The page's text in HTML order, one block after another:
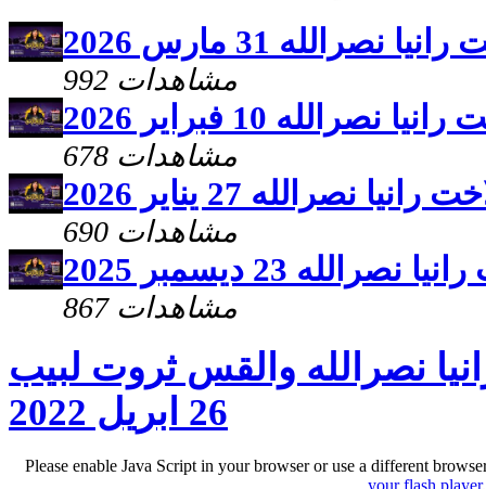
31 مارس 2026
992 مشاهدات
10 فبراير 2026
678 مشاهدات
نصرالله 27 يناير 2026
690 مشاهدات
23 ديسمبر 2025
867 مشاهدات
نصرالله والقس ثروت لبيب
26 ابريل 2022
Please enable Java Script in your browser or use a different